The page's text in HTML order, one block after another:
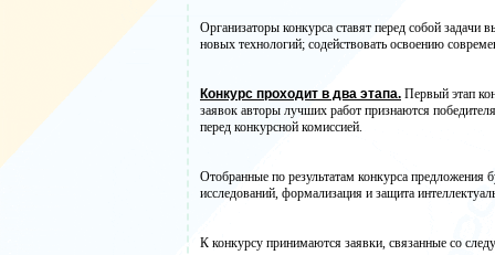
Организаторы конкурса ставят перед собой
новых технологий; содействовать освоению
Конкурс проходит в два этапа. Первый этап
заявок авторы лучших работ признаются
перед конкурсной комиссией.
Отобранные по результатам конкурса
исследований, формализация и защита
К конкурсу принимаются заявки, связанные со